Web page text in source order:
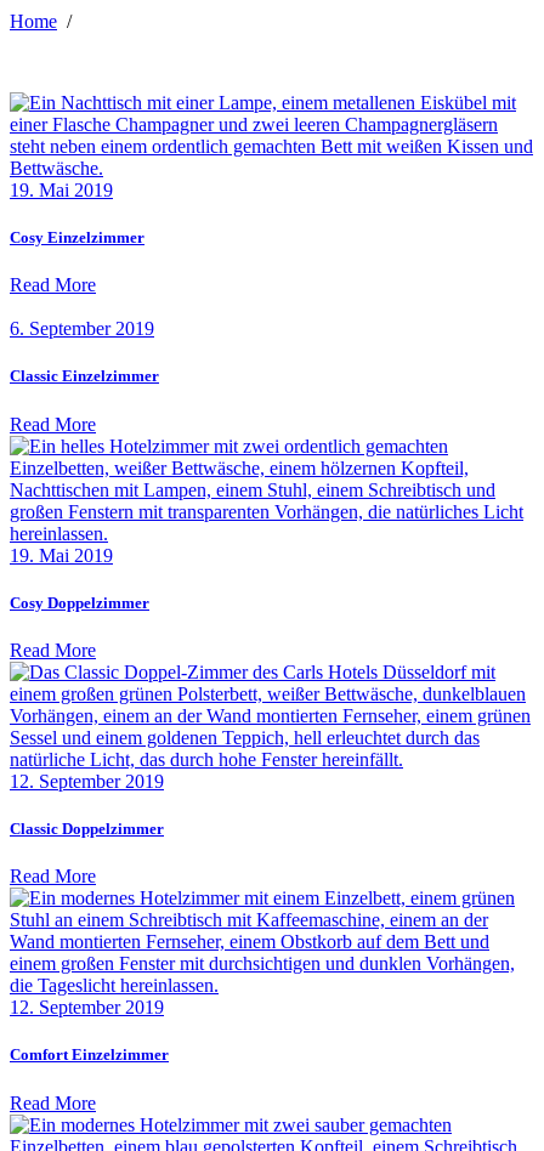
Home /
19. Mai 2019
Cosy Einzelzimmer
Read More
6. September 2019
Classic Einzelzimmer
Read More
19. Mai 2019
Cosy Doppelzimmer
Read More
12. September 2019
Classic Doppelzimmer
Read More
12. September 2019
Comfort Einzelzimmer
Read More